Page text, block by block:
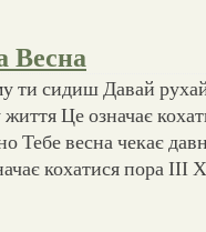
Весна
ти сидиш Давай
Це означає
Тебе весна чекає
кохатися пора ІІІ